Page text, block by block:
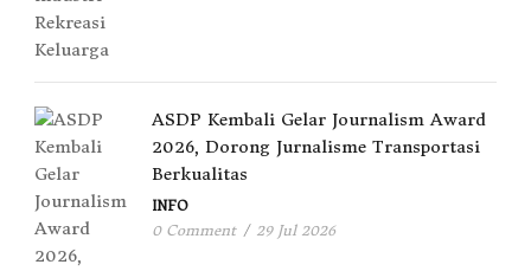
ASDP Kembali Gelar Journalism Award
2026, Dorong Jurnalisme Transportasi
Berkualitas
INFO
0 Comment / 29 Jul 2026